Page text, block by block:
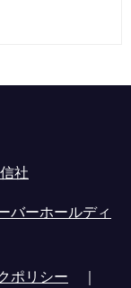
社
バーホールディ
ポリシー ｜